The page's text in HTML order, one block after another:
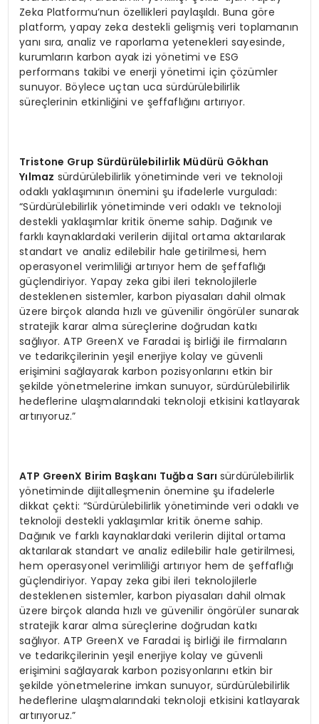
Zeka Platformu’nun özellikleri paylaşıldı. Buna göre
platform, yapay zeka destekli gelişmiş veri toplamanın
yanı sıra, analiz ve raporlama yetenekleri sayesinde,
kurumların karbon ayak izi yönetimi ve ESG
performans takibi ve enerji yönetimi için çözümler
sunuyor. Böylece uçtan uca sürdürülebilirlik
süreçlerinin etkinliğini ve şeffaflığını artırıyor.
Tristone Grup Sürdürülebilirlik Müdürü Gökhan
Yılmaz sürdürülebilirlik yönetiminde veri ve teknoloji
odaklı yaklaşımının önemini şu ifadelerle vurguladı:
“Sürdürülebilirlik yönetiminde veri odaklı ve teknoloji
destekli yaklaşımlar kritik öneme sahip. Dağınık ve
farklı kaynaklardaki verilerin dijital ortama aktarılarak
standart ve analiz edilebilir hale getirilmesi, hem
operasyonel verimliliği artırıyor hem de şeffaflığı
güçlendiriyor. Yapay zeka gibi ileri teknolojilerle
desteklenen sistemler, karbon piyasaları dahil olmak
üzere birçok alanda hızlı ve güvenilir öngörüler sunarak
stratejik karar alma süreçlerine doğrudan katkı
sağlıyor. ATP GreenX ve Faradai iş birliği ile firmaların
ve tedarikçilerinin yeşil enerjiye kolay ve güvenli
erişimini sağlayarak karbon pozisyonlarını etkin bir
şekilde yönetmelerine imkan sunuyor, sürdürülebilirlik
hedeflerine ulaşmalarındaki teknoloji etkisini katlayarak
artırıyoruz.”
ATP GreenX Birim Başkanı Tuğba Sarısürdürülebilirlik
yönetiminde dijitalleşmenin önemine şu ifadelerle
dikkat çekti: “Sürdürülebilirlik yönetiminde veri odaklı ve
teknoloji destekli yaklaşımlar kritik öneme sahip.
Dağınık ve farklı kaynaklardaki verilerin dijital ortama
aktarılarak standart ve analiz edilebilir hale getirilmesi,
hem operasyonel verimliliği artırıyor hem de şeffaflığı
güçlendiriyor. Yapay zeka gibi ileri teknolojilerle
desteklenen sistemler, karbon piyasaları dahil olmak
üzere birçok alanda hızlı ve güvenilir öngörüler sunarak
stratejik karar alma süreçlerine doğrudan katkı
sağlıyor. ATP GreenX ve Faradai iş birliği ile firmaların
ve tedarikçilerinin yeşil enerjiye kolay ve güvenli
erişimini sağlayarak karbon pozisyonlarını etkin bir
şekilde yönetmelerine imkan sunuyor, sürdürülebilirlik
hedeflerine ulaşmalarındaki teknoloji etkisini katlayarak
artırıyoruz.”